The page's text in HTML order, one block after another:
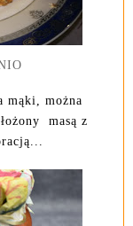
mąki, można
masą z